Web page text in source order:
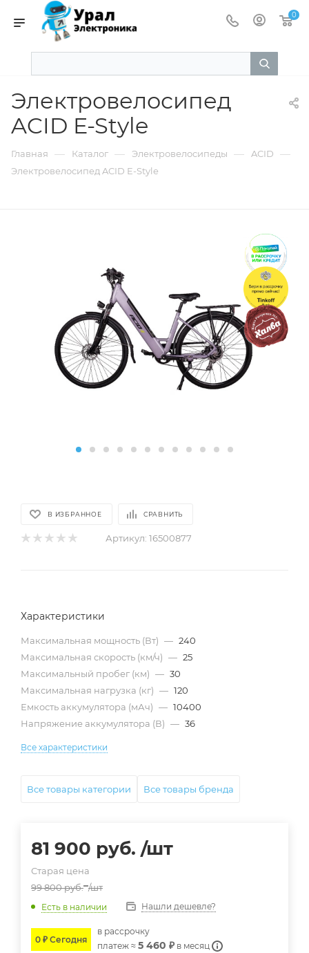
0
Электровелосипед
ACID E-Style
Главная — Каталог — Электровелосипеды — ACID —
Электровелосипед ACID E-Style
В ИЗБРАННОЕ СРАВНИТЬ
Артикул: 16500877
Характеристики
Максимальная мощность (Вт) — 240
Максимальная скорость (км/ч) — 25
Максимальный пробег (км) — 30
Максимальная нагрузка (кг) — 120
Емкость аккумулятора (мАч) — 10400
Напряжение аккумулятора (В) — 36
Все характеристики
Все товары категории Все товары бренда
81 900 руб. /шт
Старая цена
99 800руб. /шт
Есть в наличии Нашли дешевле?
0 ₽ Сегодня
в расcрочку
платеж ≈ 5 460 ₽ в месяц